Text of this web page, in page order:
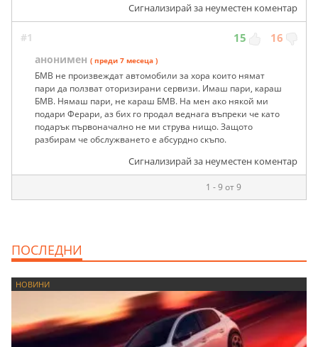
Сигнализирай за неуместен коментар
#1 15 16
анонимен ( преди 7 месеца )
БМВ не произвеждат автомобили за хора които нямат
пари да ползват оторизирани сервизи. Имаш пари, караш
БМВ. Нямаш пари, не караш БМВ. На мен ако някой ми
подари Ферари, аз бих го продал веднага въпреки че като
подарък първоначално не ми струва нищо. Защото
разбирам че обслужването е абсурдно скъпо.
Сигнализирай за неуместен коментар
1 - 9 от 9
ПОСЛЕДНИ
НОВИНИ